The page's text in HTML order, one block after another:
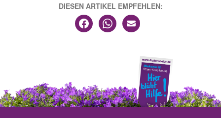
DIESEN ARTIKEL EMPFEHLEN: